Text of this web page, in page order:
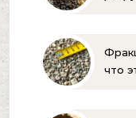
что